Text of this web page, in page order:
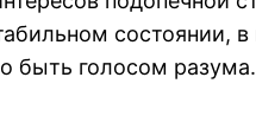
состоянии,
быть голосом